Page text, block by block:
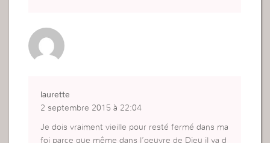
laurette
2 septembre 2015 à 22:04
Je dois vraiment vieille pour resté fermé dans ma
foi parce que même dans l’oeuvre de Dieu il ya d